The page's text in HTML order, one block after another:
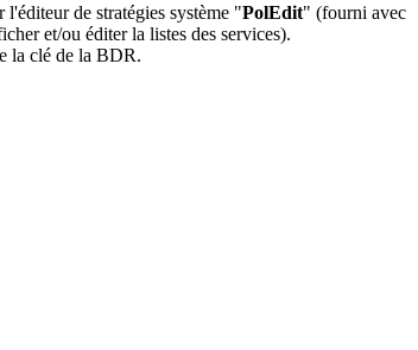
de stratégies système "PolEdit" (fourni avec
et/ou éditer la listes des services).
la clé de la BDR.